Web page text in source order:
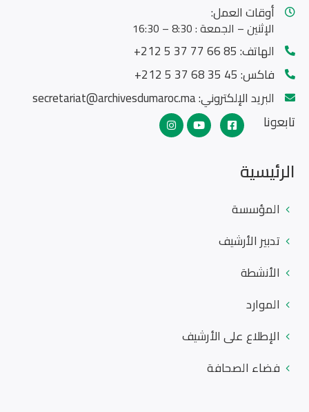
أوقات العمل:
الإثنين – الجمعة : 8:30 – 16:30
الهاتف:85 66 77 37 5 212+
فاكس:45 35 68 37 5 212+
البريد الإلكتروني:secretariat@archivesdumaroc.ma
تابعونا
الرئيسية
المؤسسة
تدبير الأرشيف
الأنشطة
الموارد
الإطلاع على الأرشيف
فضاء الصحافة